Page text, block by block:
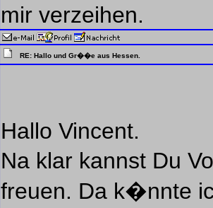
mir verzeihen.
RE: Hallo und Gr��e aus Hessen.
Hallo Vincent.
Na klar kannst Du
freuen. Da k�nnte